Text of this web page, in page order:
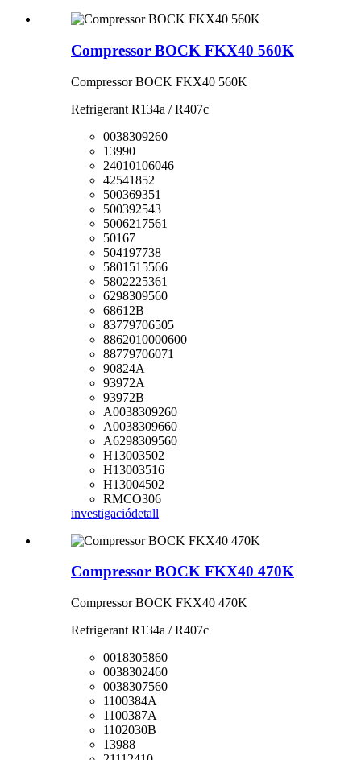
Compressor BOCK FKX40 560K
Compressor BOCK FKX40 560K
Refrigerant R134a / R407c
0038309260
13990
24010106046
42541852
500369351
500392543
5006217561
50167
504197738
5801515566
5802225361
6298309560
68612B
83779706505
8862010000600
88779706071
90824A
93972A
93972B
A0038309260
A0038309660
A6298309560
H13003502
H13003516
H13004502
RMCO306
investigaciódetall
Compressor BOCK FKX40 470K
Compressor BOCK FKX40 470K
Refrigerant R134a / R407c
0018305860
0038302460
0038307560
1100384A
1100387A
1102030B
13988